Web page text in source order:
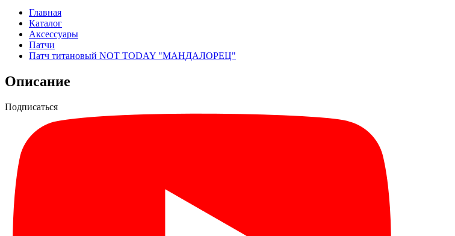
Главная
Каталог
Аксессуары
Патчи
Патч титановый NOT TODAY "МАНДАЛОРЕЦ"
Описание
Подписаться